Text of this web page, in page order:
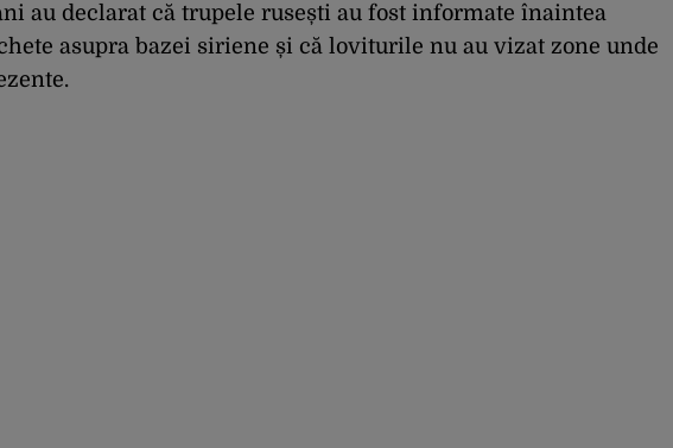
au declarat că trupele rusești au fost informate înaintea
asupra bazei siriene și că loviturile nu au vizat zone unde